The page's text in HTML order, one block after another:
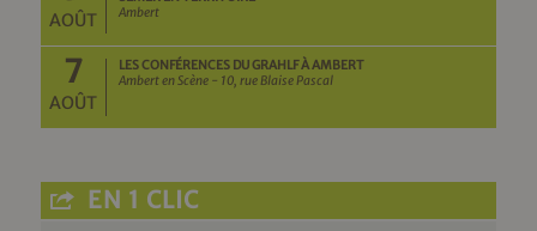
AOÛT
Ambert
7
AOÛT
LES CONFÉRENCES DU GRAHLF À AMBERT
Ambert en Scène - 10, rue Blaise Pascal
EN 1 CLIC